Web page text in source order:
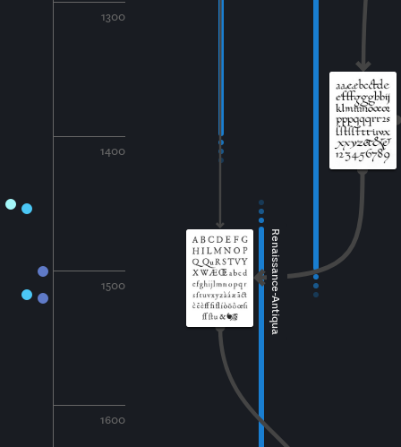
1300
1400
1500
1600
Renaissance-Antiqua